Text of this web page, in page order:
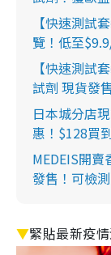
【快速測試
覽！低至
【快速測試
試劑 現貨發
日本城分店
惠！$128買
MEDEIS開
發售！可檢
▼緊貼最新疫